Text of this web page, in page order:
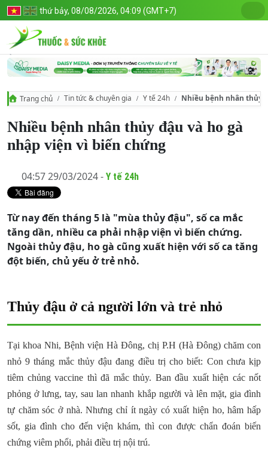
thứ bảy, 08/08/2026, 04:09 (GMT+7)
Trang chủ Tin tức & chuyên gia Y tế 24h Nhiều bệnh nhân thủy
Nhiều bệnh nhân thủy đậu và ho gà
nhập viện vì biến chứng
04:57 29/03/2024 - Y tế 24h
Từ nay đến tháng 5 là "mùa thủy đậu", số ca mắc
tăng dần, nhiều ca phải nhập viện vì biến chứng.
Ngoài thủy đậu, ho gà cũng xuất hiện với số ca tăng
đột biến, chủ yếu ở trẻ nhỏ.
Thủy đậu ở cả người lớn và trẻ nhỏ
Tại khoa Nhi, Bệnh viện Hà Đông, chị P.H (Hà Đông) chăm con
nhỏ 9 tháng mắc thủy đậu đang điều trị cho biết: Con chưa kịp
tiêm chủng vaccine thì đã mắc thủy. Ban đầu xuất hiện các nốt
phỏng ở lưng, tay, sau lan nhanh khắp người và lên mặt, gia đình
tự chăm sóc ở nhà. Nhưng chỉ ít ngày có xuất hiện ho, hâm hấp
sốt, gia đình cho đến viện khám, thì con được chẩn đoán biến
chứng viêm phổi, phải điều trị nội trú.